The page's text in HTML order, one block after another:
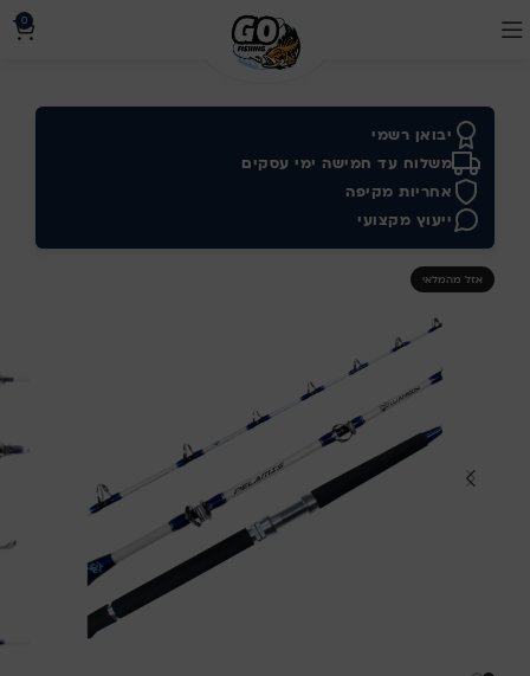
0
יבואן רשמי
משלוח עד חמישה ימי עסקים
אחריות מקיפה
ייעוץ מקצועי
אזל מהמלאי